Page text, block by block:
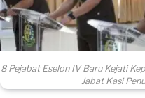
8 Pejabat Eselon IV Baru Kejati
Jabat Kasi